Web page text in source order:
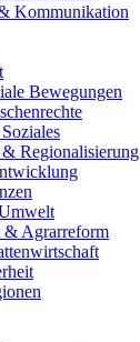
Kommunikation
Bewegungen
Regionalisierung
& Agrarreform